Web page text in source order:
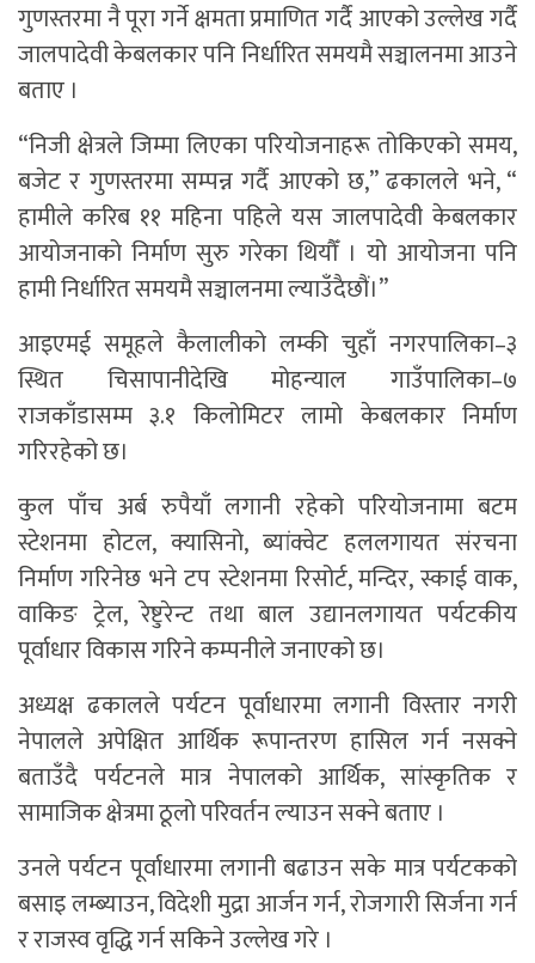
गुणस्तरमा नै पूरा गर्ने क्षमता प्रमाणित गर्दै आएको उल्लेख गर्दै
जालपादेवी केबलकार पनि निर्धारित समयमै सञ्चालनमा आउने
बताए ।
“निजी क्षेत्रले जिम्मा लिएका परियोजनाहरू तोकिएको समय,
बजेट र गुणस्तरमा सम्पन्न गर्दै आएको छ,” ढकालले भने, “
हामीले करिब ११ महिना पहिले यस जालपादेवी केबलकार
आयोजनाको निर्माण सुरु गरेका थियौँ । यो आयोजना पनि
हामी निर्धारित समयमै सञ्चालनमा ल्याउँदैछौं।”
आइएमई समूहले कैलालीको लम्की चुहाँ नगरपालिका–३
स्थित चिसापानीदेखि मोहन्याल गाउँपालिका–७
राजकाँडासम्म ३.१ किलोमिटर लामो केबलकार निर्माण
गरिरहेको छ।
कुल पाँच अर्ब रुपैयाँ लगानी रहेको परियोजनामा बटम
स्टेशनमा होटल, क्यासिनो, ब्यांक्वेट हललगायत संरचना
निर्माण गरिनेछ भने टप स्टेशनमा रिसोर्ट, मन्दिर, स्काई वाक,
वाकिङ ट्रेल, रेष्टुरेन्ट तथा बाल उद्यानलगायत पर्यटकीय
पूर्वाधार विकास गरिने कम्पनीले जनाएको छ।
अध्यक्ष ढकालले पर्यटन पूर्वाधारमा लगानी विस्तार नगरी
नेपालले अपेक्षित आर्थिक रूपान्तरण हासिल गर्न नसक्ने
बताउँदै पर्यटनले मात्र नेपालको आर्थिक, सांस्कृतिक र
सामाजिक क्षेत्रमा ठूलो परिवर्तन ल्याउन सक्ने बताए ।
उनले पर्यटन पूर्वाधारमा लगानी बढाउन सके मात्र पर्यटकको
बसाइ लम्ब्याउन, विदेशी मुद्रा आर्जन गर्न, रोजगारी सिर्जना गर्न
र राजस्व वृद्धि गर्न सकिने उल्लेख गरे ।